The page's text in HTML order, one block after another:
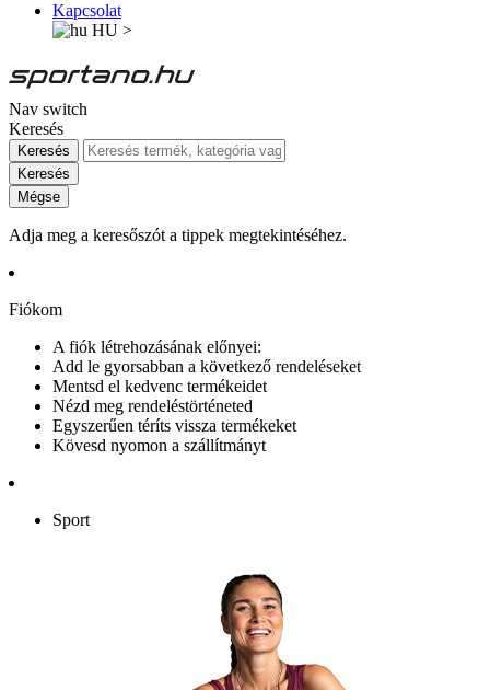
Kapcsolat
HU >
Nav switch
Keresés
Keresés
Keresés
Mégse
Adja meg a keresőszót a tippek megtekintéséhez.
Fiókom
A fiók létrehozásának előnyei:
Add le gyorsabban a következő rendeléseket
Mentsd el kedvenc termékeidet
Nézd meg rendeléstörténeted
Egyszerűen téríts vissza termékeket
Kövesd nyomon a szállítmányt
Sport